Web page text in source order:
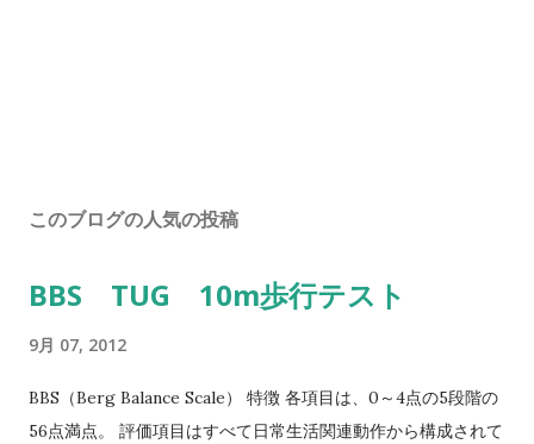
このブログの人気の投稿
BBS TUG 10m歩行テスト
9月 07, 2012
BBS（Berg Balance Scale） 特徴 各項目は、0～4点の5段階の
56点満点。 評価項目はすべて日常生活関連動作から構成されて